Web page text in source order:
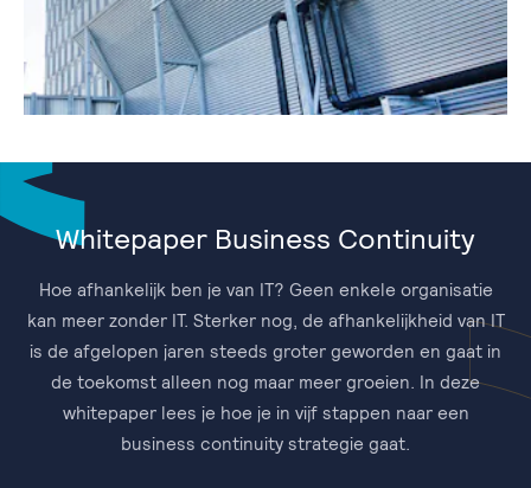
Whitepaper Business Continuity
Hoe afhankelijk ben je van IT? Geen enkele organisatie
kan meer zonder IT. Sterker nog, de afhankelijkheid van IT
is de afgelopen jaren steeds groter geworden en gaat in
de toekomst alleen nog maar meer groeien. In deze
whitepaper lees je hoe je in vijf stappen naar een
business continuity strategie gaat.